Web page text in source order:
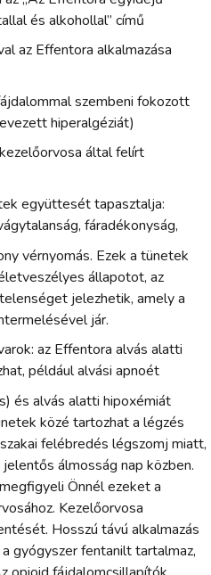
és alkohollal” című
az Effentora alkalmazása
szembeni fokozott
hiperalgéziát)
által felírt
együttesét tapasztalja:
fáradékonyság,
vérnyomás. Ezek a tünetek
állapotot, az
jelezhetik, amely a
jár.
az Effentora alvás alatti
például alvási apnoét
és alvás alatti hipoxémiát
közé tartozhat a légzés
felébredés légszomj miatt,
álmosság nap közben.
Önnél ezeket a
Kezelőorvosa
Hosszú távú alkalmazás
gyógyszer fentanilt tartalmaz,